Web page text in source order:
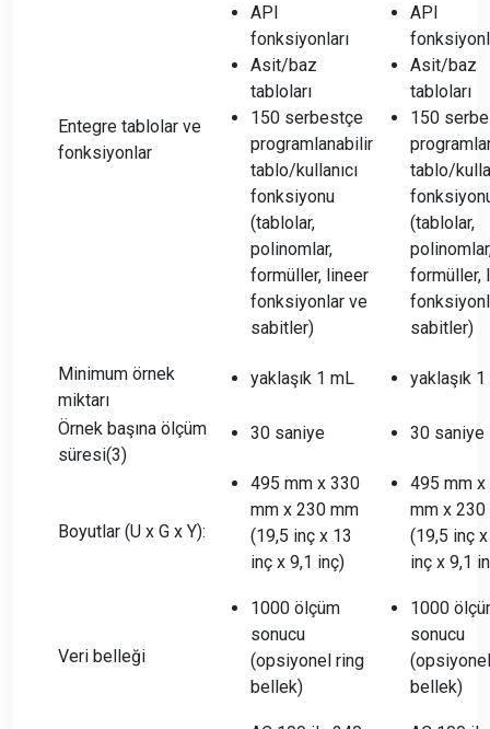
Entegre tablolar ve
fonksiyonlar
API
fonksiyonları
Asit/baz
tabloları
150 serbestçe
programlanabilir
tablo/kullanıcı
fonksiyonu
(tablolar,
polinomlar,
formüller, lineer
fonksiyonlar ve
sabitler)
API
Asit/baz
tabloları
150
tablo/
(tablolar,
formüller,
sabitler)
Minimum örnek
miktarı
yaklaşık 1 mL yaklaşık
Örnek başına ölçüm
süresi(3)
30 saniye 30 saniye
Boyutlar (U x G x Y):
495 mm x 330
mm x 230 mm
(19,5 inç x 13
inç x 9,1 inç)
495 mm x
mm x 230
(19,5 inç
inç x 9,1
Veri belleği
1000 ölçüm
sonucu
(opsiyonel ring
bellek)
1000
sonucu
bellek)